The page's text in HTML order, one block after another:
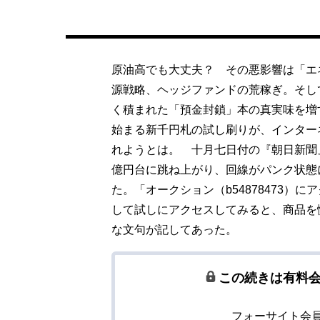
原油高でも大丈夫？ その悪影響は「
源戦略、ヘッジファンドの荒稼ぎ。
く積まれた「預金封鎖」本の真実味を
始まる新千円札の試し刷りが、インタ
れようとは。 十月七日付の『朝日新聞
億円台に跳ね上がり、回線がパンク状
た。「オークション（b54878473）に
して試しにアクセスしてみると、商品
な文句が記してあった。
この続きは有料
フォーサイト会